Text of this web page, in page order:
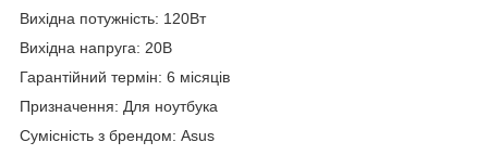
Вихідна потужність: 120Вт
Вихідна напруга: 20В
Гарантійний термін: 6 місяців
Призначення: Для ноутбука
Сумісність з брендом: Asus